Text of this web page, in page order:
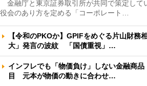
金融庁と東京証券取引所が共同で策定して
役会のあり方を定める「コーポレート…
【令和のPKOか】GPIFをめぐる片山財務
大」発言の波紋 「国債重視」…
インフレでも「物価負け」しない金融商
目 元本が物価の動きに合わせ…